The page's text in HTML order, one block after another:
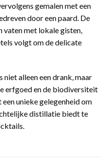
gemalen met een
door een paard. De
vaten met lokale gisten,
volgt om de delicate
alleen een drank, maar
erfgoed en de biodiversiteit
unieke gelegenheid om
distillatie biedt te